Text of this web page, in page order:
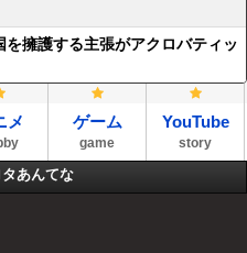
を擁護する主張がアクロバティッ
メ ゲーム
game
YouTube
story
あんてな